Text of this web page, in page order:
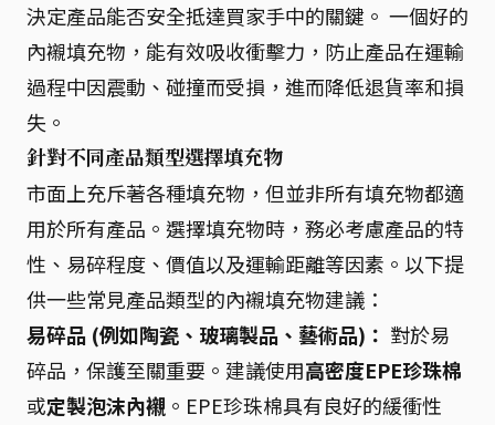
決定產品能否安全抵達買家手中的關鍵。 一個好的
內襯填充物，能有效吸收衝擊力，防止產品在運輸
過程中因震動、碰撞而受損，進而降低退貨率和損
失。
針對不同產品類型選擇填充物
市面上充斥著各種填充物，但並非所有填充物都適
用於所有產品。選擇填充物時，務必考慮產品的特
性、易碎程度、價值以及運輸距離等因素。以下提
供一些常見產品類型的內襯填充物建議：
易碎品 (例如陶瓷、玻璃製品、藝術品)： 對於易
碎品，保護至關重要。建議使用高密度EPE珍珠棉
或定製泡沫內襯 。EPE珍珠棉具有良好的緩衝性